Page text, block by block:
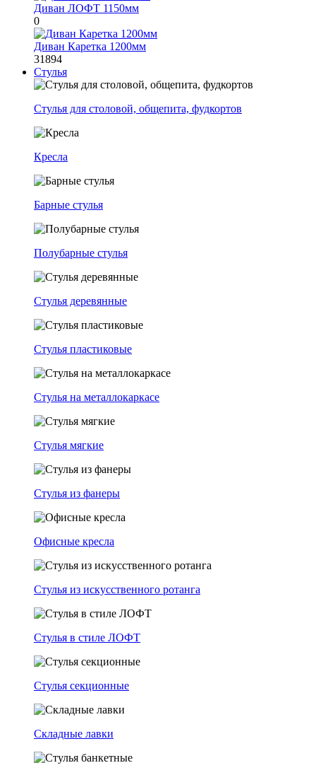
Диван ЛОФТ 1150мм
0
Диван Каретка 1200мм
31894
Стулья
Стулья для столовой, общепита, фудкортов
Кресла
Барные стулья
Полубарные стулья
Стулья деревянные
Стулья пластиковые
Стулья на металлокаркасе
Стулья мягкие
Стулья из фанеры
Офисные кресла
Стулья из искусственного ротанга
Стулья в стиле ЛОФТ
Стулья секционные
Складные лавки